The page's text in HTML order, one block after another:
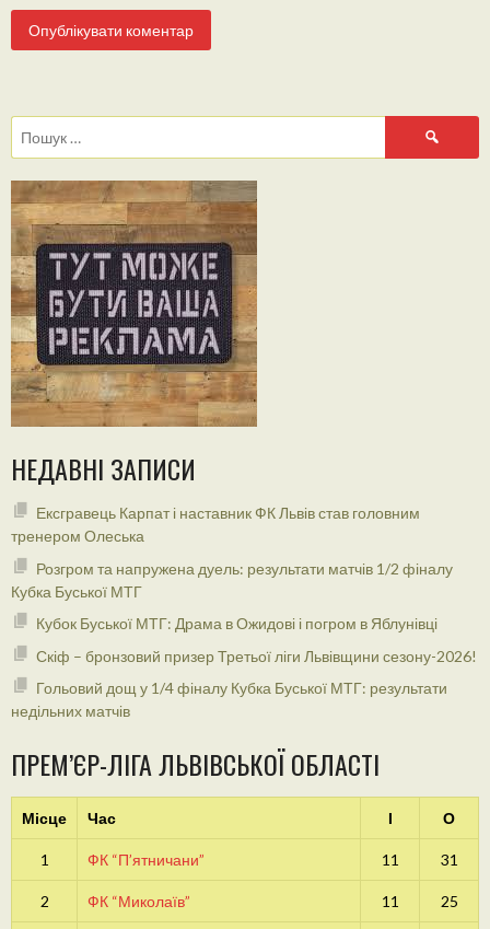
Пошук:
НЕДАВНІ ЗАПИСИ
Ексгравець Карпат і наставник ФК Львів став головним
тренером Олеська
Розгром та напружена дуель: результати матчів 1/2 фіналу
Кубка Буської МТГ
Кубок Буської МТГ: Драма в Ожидові і погром в Яблунівці
Скіф – бронзовий призер Третьої ліги Львівщини сезону-2026!
Гольовий дощ у 1/4 фіналу Кубка Буської МТГ: результати
недільних матчів
ПРЕМ’ЄР-ЛІГА ЛЬВІВСЬКОЇ ОБЛАСТІ
Місце Час І О
1 ФК “П’ятничани” 11 31
2 ФК “Миколаїв” 11 25